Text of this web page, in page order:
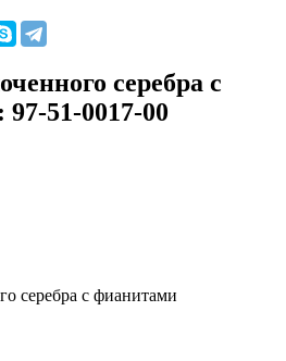
серебра с
51-0017-00
серебра с фианитами